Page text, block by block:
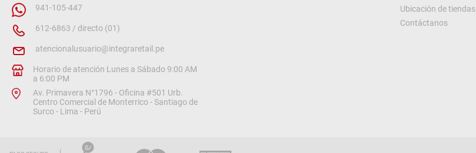
941-105-447
612-6863 / directo (01)
atencionalusuario@integraretail.pe
Horario de atención Lunes a Sábado 9:00 AM
a 6:00 PM
Av. Primavera N°1796 - Oficina #501 Urb.
Centro Comercial de Monterrico - Santiago de
Surco - Lima - Perú
Ubicación de tiendas
Contáctanos